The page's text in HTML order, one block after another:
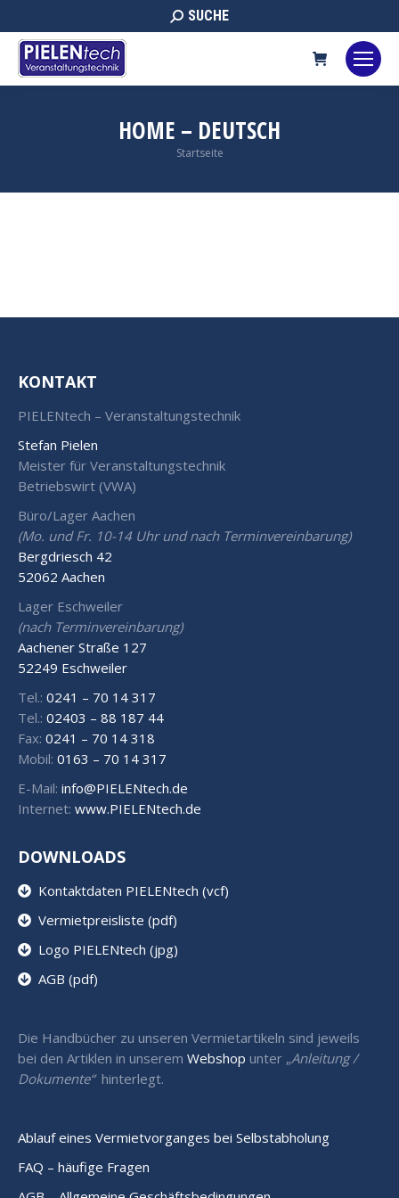
Search:
SUCHE
HOME – DEUTSCH
Sie befinden sich hier:
Startseite
KONTAKT
PIELENtech – Veranstaltungstechnik
Stefan Pielen
Meister für Veranstaltungstechnik
Betriebswirt (VWA)
Büro/Lager Aachen
(Mo. und Fr. 10-14 Uhr und nach Terminvereinbarung)
Bergdriesch 42
52062 Aachen
Lager Eschweiler
(nach Terminvereinbarung)
Aachener Straße 127
52249 Eschweiler
Tel.: 0241 – 70 14 317
Tel.: 02403 – 88 187 44
Fax: 0241 – 70 14 318
Mobil: 0163 – 70 14 317
E-Mail: info@PIELENtech.de
Internet: www.PIELENtech.de
DOWNLOADS
Kontaktdaten PIELENtech (vcf)
Vermietpreisliste (pdf)
Logo PIELENtech (jpg)
AGB (pdf)
Die Handbücher zu unseren Vermietartikeln sind jeweils
bei den Artiklen in unserem Webshop unter „Anleitung /
Dokumente“ hinterlegt.
Ablauf eines Vermietvorganges bei Selbstabholung
FAQ – häufige Fragen